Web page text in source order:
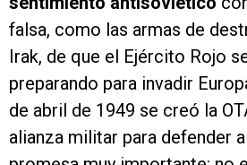
falsa, como las armas de
Irak, de que el Ejército Rojo
preparando para invadir
de abril de 1949 se creó la
alianza militar para defender